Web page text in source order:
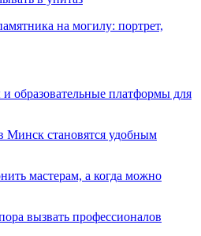
на могилу: портрет,
образовательные платформы для
Минск становятся удобным
мастерам, а когда можно
вызвать профессионалов